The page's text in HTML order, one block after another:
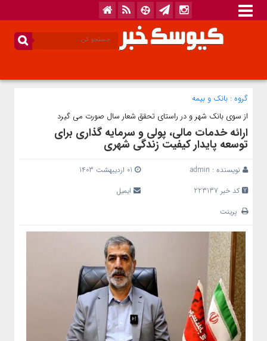
گروه : بانک‌ و بیمه
از سوی بانک شهر و در راستای تحقق شعار سال صورت می گیرد
ارائه خدمات مالی، پولی و سرمایه گذاری برای
توسعه پایدار کیفیت زندگی شهری
نویسنده : admin
کد خبر 223137
ایمیل
پرینت